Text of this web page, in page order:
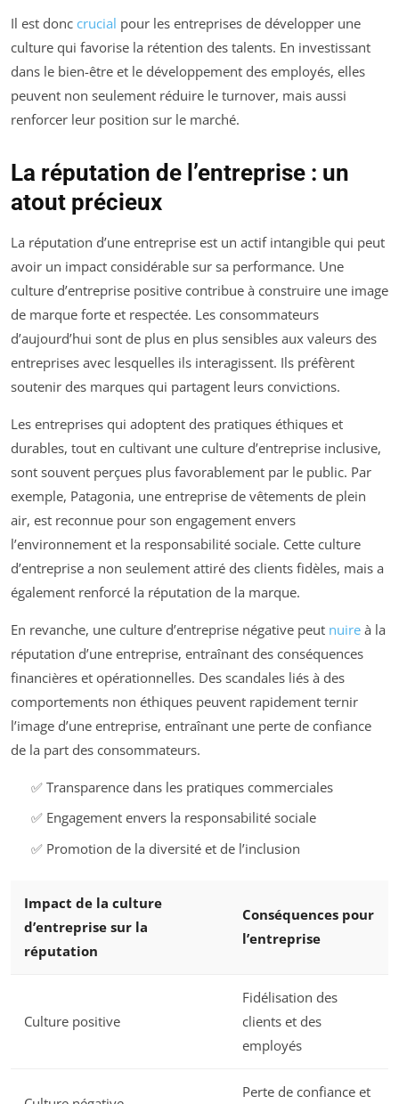
Il est donc crucial pour les entreprises de développer une
culture qui favorise la rétention des talents. En investissant
dans le bien-être et le développement des employés, elles
peuvent non seulement réduire le turnover, mais aussi
renforcer leur position sur le marché.
La réputation de l’entreprise : un
atout précieux
La réputation d’une entreprise est un actif intangible qui peut
avoir un impact considérable sur sa performance. Une
culture d’entreprise positive contribue à construire une image
de marque forte et respectée. Les consommateurs
d’aujourd’hui sont de plus en plus sensibles aux valeurs des
entreprises avec lesquelles ils interagissent. Ils préfèrent
soutenir des marques qui partagent leurs convictions.
Les entreprises qui adoptent des pratiques éthiques et
durables, tout en cultivant une culture d’entreprise inclusive,
sont souvent perçues plus favorablement par le public. Par
exemple, Patagonia, une entreprise de vêtements de plein
air, est reconnue pour son engagement envers
l’environnement et la responsabilité sociale. Cette culture
d’entreprise a non seulement attiré des clients fidèles, mais a
également renforcé la réputation de la marque.
En revanche, une culture d’entreprise négative peut nuire à la
réputation d’une entreprise, entraînant des conséquences
financières et opérationnelles. Des scandales liés à des
comportements non éthiques peuvent rapidement ternir
l’image d’une entreprise, entraînant une perte de confiance
de la part des consommateurs.
✅ Transparence dans les pratiques commerciales
✅ Engagement envers la responsabilité sociale
✅ Promotion de la diversité et de l’inclusion
Impact de la culture
d’entreprise sur la
réputation
Conséquences pour
l’entreprise
Culture positive
Fidélisation des
clients et des
employés
Perte de confiance et